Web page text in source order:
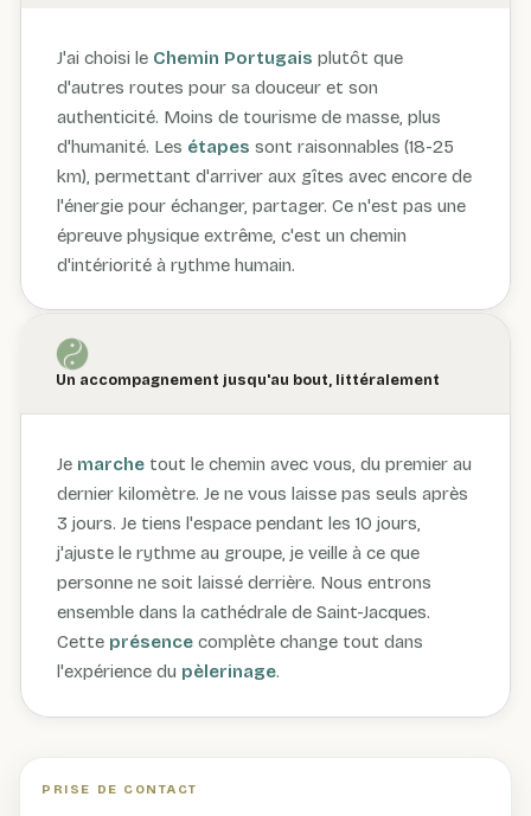
J'ai choisi le Chemin Portugais plutôt que
d'autres routes pour sa douceur et son
authenticité. Moins de tourisme de masse, plus
d'humanité. Les étapes sont raisonnables (18-25
km), permettant d'arriver aux gîtes avec encore de
l'énergie pour échanger, partager. Ce n'est pas une
épreuve physique extrême, c'est un chemin
d'intériorité à rythme humain.
Un accompagnement jusqu'au bout, littéralement
Je marche tout le chemin avec vous, du premier au
dernier kilomètre. Je ne vous laisse pas seuls après
3 jours. Je tiens l'espace pendant les 10 jours,
j'ajuste le rythme au groupe, je veille à ce que
personne ne soit laissé derrière. Nous entrons
ensemble dans la cathédrale de Saint-Jacques.
Cette présence complète change tout dans
l'expérience du pèlerinage.
PRISE DE CONTACT